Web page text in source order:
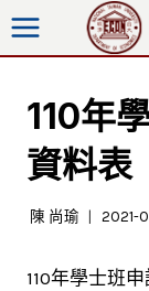
跳
至
110年
資料表
陳 尚瑜 2021-
110年學士班